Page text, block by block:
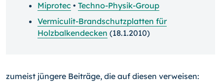
Miprotec • Techno-Physik-Group
Vermiculit-Brandschutzplatten für
Holzbalkendecken (18.1.2010)
zumeist jüngere Beiträge, die auf diesen verweisen: